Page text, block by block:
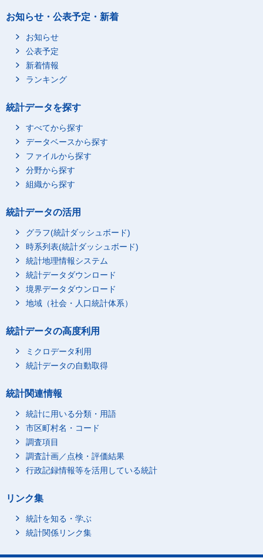
農林漁業従事者
お知らせ・公表予定・新着
お知らせ
公表予定
新着情報
ランキング
統計データを探す
すべてから探す
データベースから探す
ファイルから探す
分野から探す
組織から探す
統計データの活用
グラフ(統計ダッシュボード)
時系列表(統計ダッシュボード)
統計地理情報システム
統計データダウンロード
境界データダウンロード
地域（社会・人口統計体系）
統計データの高度利用
ミクロデータ利用
統計データの自動取得
統計関連情報
統計に用いる分類・用語
市区町村名・コード
調査項目
調査計画／点検・評価結果
行政記録情報等を活用している統計
リンク集
統計を知る・学ぶ
統計関係リンク集